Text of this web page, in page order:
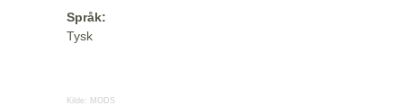
Språk:
Tysk
Kilde: MODS